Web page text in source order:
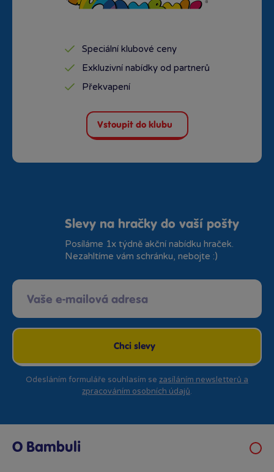
Speciální klubové ceny
Exkluzivní nabídky od partnerů
Překvapení
Vstoupit do klubu
Slevy na hračky do vaší pošty
Posíláme 1x týdně akční nabídku hraček.
Nezahltíme vám schránku, nebojte :)
Chci slevy
Odesláním formuláře souhlasím se zasíláním newsletterů a
zpracováním osobních údajů.
O Bambuli